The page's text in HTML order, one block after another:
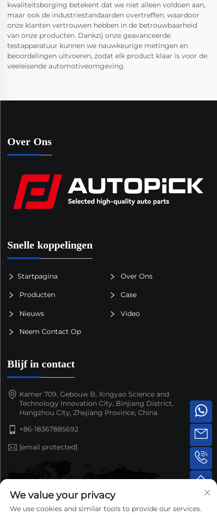
kwaliteitsborging betekent dat we niet alleen voldoen aan,
maar ook de industriestandaarden overtreffen, waardoor
onze klanten vertrouwen hebben in de betrouwbaarheid
van onze producten. Dankzij onze geavanceerde
testapparatuur kunnen we nauwkeurige metingen en
beoordelingen uitvoeren, zodat elk product klaar is voor de
veeleisende automotiveomgeving.
Over Ons
Snelle koppelingen
Startpagina Over Ons
Producten Case
Nieuws Video
Neem Contact Op
Blijf in contact
Kamer 709, Gebouw B, Xingyao Science and
Technology Innovation City, Binjiang District,
Hangzhou City, Zhejiang Province, China
+86-18367885692
[email protected]
We value your privacy
We use cookies and similar tools to provide our services.